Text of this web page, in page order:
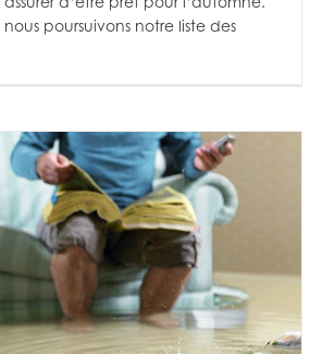
poursuivons notre liste des